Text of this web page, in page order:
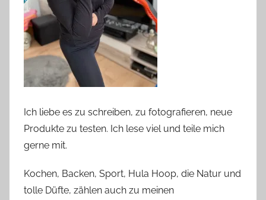
Ich liebe es zu schreiben, zu fotografieren, neue
Produkte zu testen. Ich lese viel und teile mich
gerne mit.
Kochen, Backen, Sport, Hula Hoop, die Natur und
tolle Düfte, zählen auch zu meinen